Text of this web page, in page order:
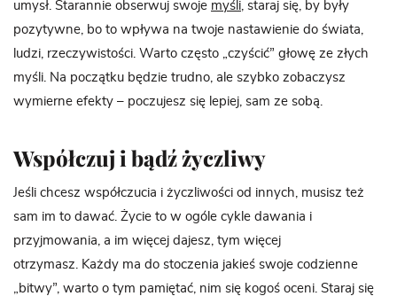
umysł. Starannie obserwuj swoje myśli, staraj się, by były
pozytywne, bo to wpływa na twoje nastawienie do świata,
ludzi, rzeczywistości. Warto często „czyścić” głowę ze złych
myśli. Na początku będzie trudno, ale szybko zobaczysz
wymierne efekty – poczujesz się lepiej, sam ze sobą.
Współczuj i bądź życzliwy
Jeśli chcesz współczucia i życzliwości od innych, musisz też
sam im to dawać. Życie to w ogóle cykle dawania i
przyjmowania, a im więcej dajesz, tym więcej
otrzymasz. Każdy ma do stoczenia jakieś swoje codzienne
„bitwy”, warto o tym pamiętać, nim się kogoś oceni. Staraj się